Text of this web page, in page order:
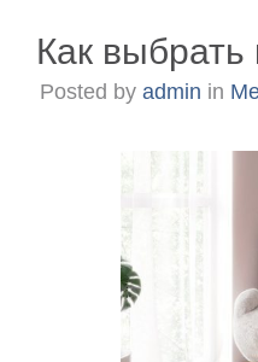
Как выбрать
Posted by admin in